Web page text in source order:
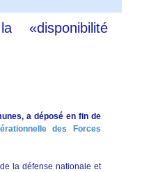
a déposé en fin de
des Forces
la défense nationale et